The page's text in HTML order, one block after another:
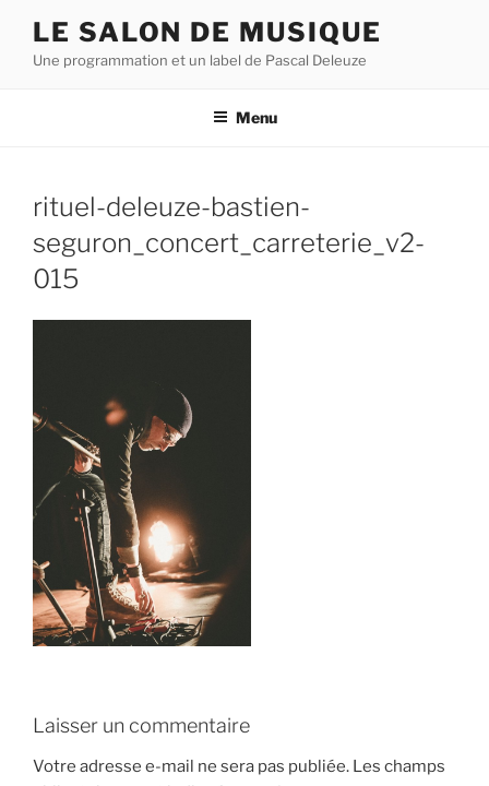
contenu
LE SALON DE MUSIQUE
Une programmation et un label de Pascal Deleuze
Menu
rituel-deleuze-bastien-
seguron_concert_carreterie_v2-
015
Laisser un commentaire
Votre adresse e-mail ne sera pas publiée. Les champs